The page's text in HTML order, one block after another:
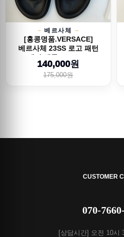
베르사체
[홍콩명품.VERSACE]
베르사체 23SS 로고 패턴
레더 샌들, SE136...
140,000원
175,000원
CUSTOMER
070-
[상담시간] 오전 10시